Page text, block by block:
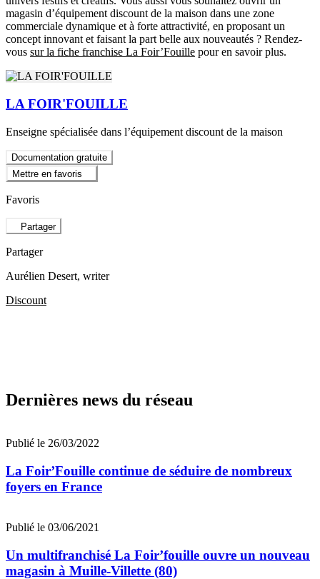
magasin d’équipement discount de la maison dans une zone
commerciale dynamique et à forte attractivité, en proposant un
concept innovant et faisant la part belle aux nouveautés ? Rendez-
vous sur la fiche franchise La Foir’Fouille pour en savoir plus.
LA FOIR'FOUILLE
Enseigne spécialisée dans l’équipement discount de la maison
Documentation gratuite
Mettre en favoris
Favoris
Partager
Partager
Aurélien Desert, writer
Discount
Dernières news du réseau
Publié le 26/03/2022
La Foir’Fouille continue de séduire de nombreux
foyers en France
Publié le 03/06/2021
Un multifranchisé La Foir’fouille ouvre un nouveau
magasin à Muille-Villette (80)